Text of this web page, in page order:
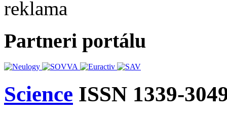
reklama
Partneri portálu
Science ISSN 1339-